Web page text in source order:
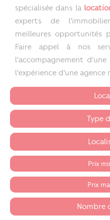
spécialisée dans la
experts de
meilleures opportunités
Faire appel à nos
l'accompagnement
l'expérience d'une agence
Type
Nombre